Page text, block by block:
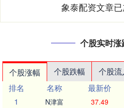
象泰配资文章
个股实时涨
个股涨幅 个股跌幅 个股流
排名
名称 最新价
1
N津富 37.49